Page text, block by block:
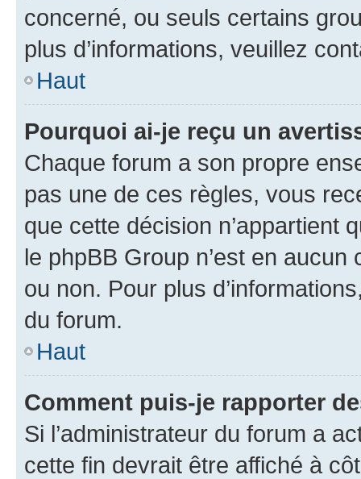
concerné, ou seuls certains
plus d’informations, veuillez
Haut
Pourquoi ai-je reçu un
Chaque forum a son propre
pas une de ces règles, vous
que cette décision n’appartient
le phpBB Group n’est en
ou non. Pour plus
du forum.
Haut
Comment puis-je rapporter
Si l’administrateur du forum a
cette fin devrait être affiché à